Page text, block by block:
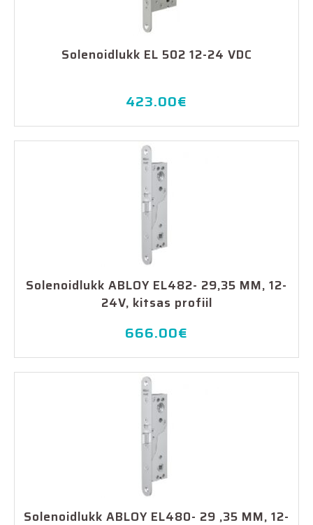
Solenoidlukk EL 502 12-24 VDC
423.00€
Solenoidlukk ABLOY EL482- 29,35 MM, 12-
24V, kitsas profiil
666.00€
Solenoidlukk ABLOY EL480- 29 ,35 MM, 12-